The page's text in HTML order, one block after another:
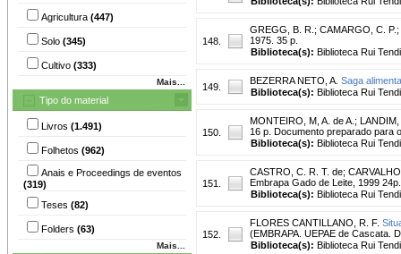
Agricultura (447)
Solo (345)
Cultivo (333)
Mais...
Tipo do material
Livros (1.491)
Folhetos (962)
Anais e Proceedings de eventos
(319)
Teses (82)
Folders (63)
Mais...
148.
GREGG, B. R. ; CAMARGO, C. P. ;
1975. 35 p.
Biblioteca(s): Biblioteca Rui
149.
BEZERRA NETO, A. Saga
Biblioteca(s): Biblioteca Rui
150.
MONTEIRO, M, A. de A. ;
16 p. Documento preparado para
Biblioteca(s): Biblioteca Rui
151.
CASTRO, C. R. T. de;
Embrapa Gado de Leite, 1999
Biblioteca(s): Biblioteca Rui
152.
FLORES CANTILLANO, R. F.
(EMBRAPA. UEPAE de Cascata.
Biblioteca(s): Biblioteca Rui